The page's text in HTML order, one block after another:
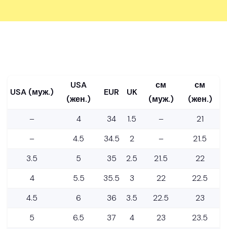
USA (муж.)
USA
(жен.)
EUR UK
см
(муж.)
см
(жен.)
–
4 34 1.5 –
21
–
4.5 34.5 2 –
21.5
3.5
5 35 2.5 21.5
22
4
5.5 35.5 3 22
22.5
4.5
6 36 3.5 22.5
23
5
6.5 37 4 23
23.5